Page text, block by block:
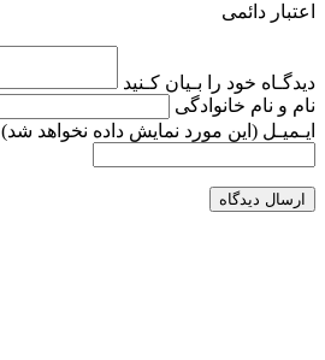
اعتبار دائمی
دیدگـاه خود را بـیان کـنید
نام و نام خانوادگی
ایـمیـل (این مورد نمایش داده نخواهد شد)
ارسال دیدگاه